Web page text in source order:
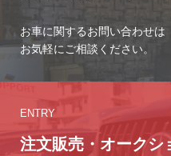
お車に関するお問い合わせは
お気軽にご相談ください。
ENTRY
注文販売・オークシ